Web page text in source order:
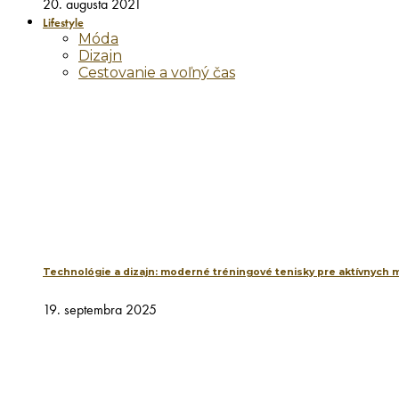
Lifestyle
Móda
Dizajn
Cestovanie a voľný čas
Technológie a dizajn: moderné tréningové tenisky pre aktívnych
19. septembra 2025